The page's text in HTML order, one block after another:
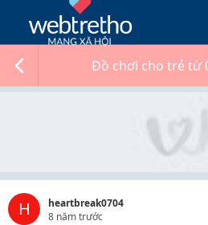
Đồ chơi cho trẻ từ
H
heartbreak0704
8 năm trước